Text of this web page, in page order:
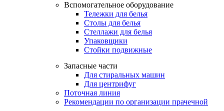
Вспомогательное оборудование
Тележки для белья
Столы для белья
Стеллажи для белья
Упаковщики
Стойки подвижные
Запасные части
Для стиральных машин
Для центрифуг
Поточная линия
Рекомендации по организации прачечной